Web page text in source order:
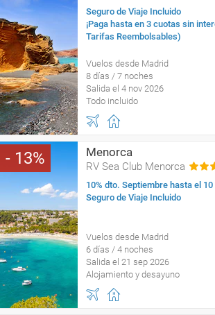
Seguro de Viaje Incluido
¡Paga hasta en 3 cuotas sin
Tarifas Reembolsables)
Vuelos desde Madrid
8 días / 7 noches
Salida el 4 nov 2026
Todo incluido
13 Menorca
RV Sea Club Menorca
10% dto. Septiembre hasta el
Seguro de Viaje Incluido
Vuelos desde Madrid
6 días / 4 noches
Salida el 21 sep 2026
Alojamiento y desayuno